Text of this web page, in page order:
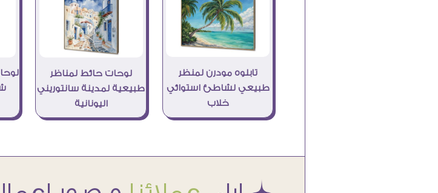
تابلوه مودرن لمنظر
طبيعي لشاطئ استوائي
خلاب
لوحات حائط لمناظر
طبيعية لمدينة سانتوريني
اليونانية